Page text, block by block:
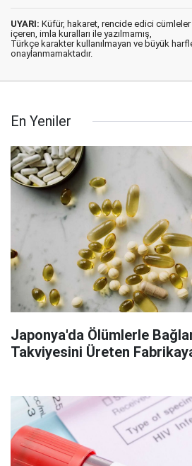
UYARI: Küfür, hakaret, rencide edici cümleler
içeren, imla kuralları ile yazılmamış,
Türkçe karakter kullanılmayan ve büyük
onaylanmamaktadır.
En Yeniler
Japonya'da Ölümlerle
Takviyesini Üreten